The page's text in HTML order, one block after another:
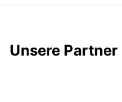
Unsere Partner